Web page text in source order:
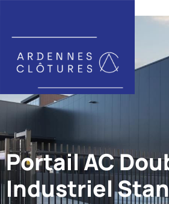
Portail AC
Industriel